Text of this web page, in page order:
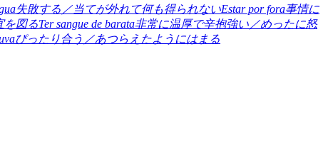
失敗する／当てが外れて何も得られないEstar por fora事情に
を図るTer sangue de barata非常に温厚で辛抱強い／めったに怒
ぴったり合う／あつらえたようにはまる